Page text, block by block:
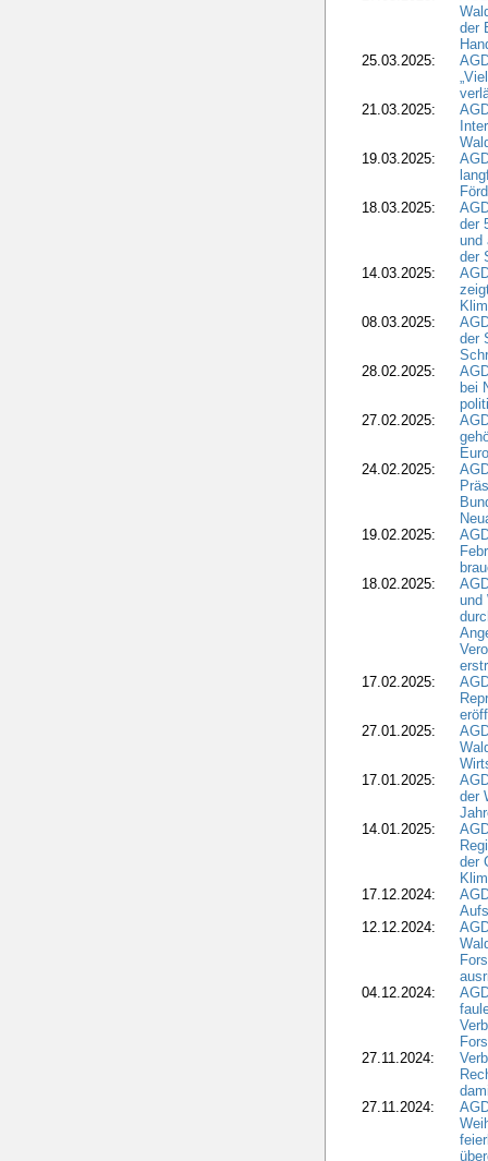
der
25.03.2025:
21.03.2025:
19.03.2025:
18.03.2025:
der
und
der
14.03.2025:
08.03.2025:
der
28.02.2025:
bei
27.02.2025:
24.02.2025:
19.02.2025:
18.02.2025:
und
17.02.2025:
27.01.2025:
17.01.2025:
der
14.01.2025:
der
17.12.2024:
12.12.2024:
04.12.2024:
27.11.2024:
27.11.2024: